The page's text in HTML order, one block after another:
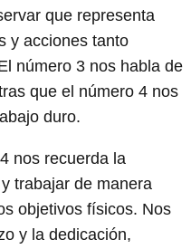
que representa
y acciones tanto
número 3 nos habla de
que el número 4 nos
duro.
nos recuerda la
trabajar de manera
objetivos físicos. Nos
y la dedicación,